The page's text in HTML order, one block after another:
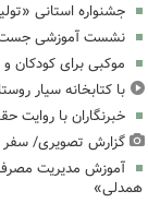
جشنواره استانی
نشست آموزشی
موکبی برای کودکان و
با کتابخانه سیار
خبرنگاران با روایت
گزارش تصویری/ سفر
همدلی»